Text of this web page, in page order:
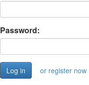
Password:
or register now